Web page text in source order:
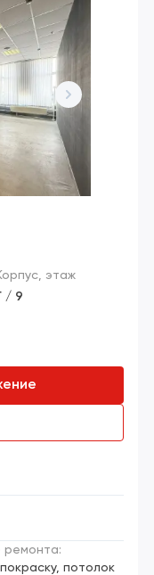
этаж
/ 9
ремонта:
потолок